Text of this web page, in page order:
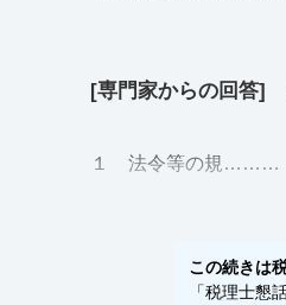
[専門家からの回答]
１ 法令等の規………
この続きは
「税理士懇